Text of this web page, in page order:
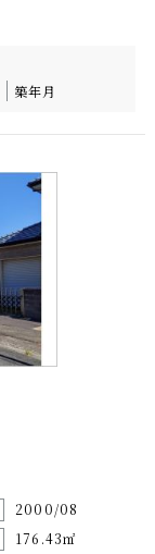
築年月
2000/08
176.43㎡